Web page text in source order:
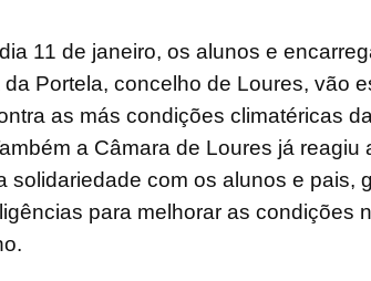
11 de janeiro, os alunos e
Portela, concelho de Loures, vão
as más condições climatéricas
a Câmara de Loures já reagiu
solidariedade com os alunos e pais,
para melhorar as condições